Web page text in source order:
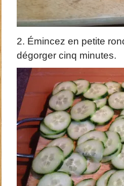
2. Émincez en petite
dégorger cinq minutes.